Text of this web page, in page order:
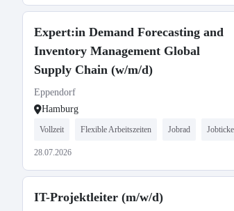
Expert:in Demand Forecasting and
Inventory Management Global
Supply Chain (w/m/d)
Eppendorf
Hamburg
Vollzeit Flexible Arbeitszeiten Jobrad
28.07.2026
IT-Projektleiter (m/w/d)